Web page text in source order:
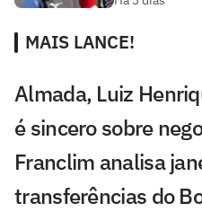
MAIS LANCE!
Almada, Luiz
é sincero sobre
Franclim analisa
transferências do